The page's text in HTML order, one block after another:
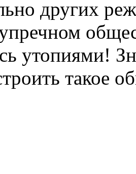
других
утопиями!
такое